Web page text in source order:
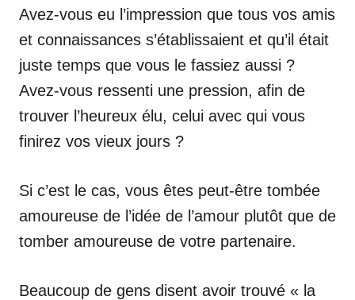
Avez-vous eu l’impression que tous vos amis
et connaissances s’établissaient et qu’il était
juste temps que vous le fassiez aussi ?
Avez-vous ressenti une pression, afin de
trouver l’heureux élu, celui avec qui vous
finirez vos vieux jours ?
Si c’est le cas, vous êtes peut-être tombée
amoureuse de l’idée de l’amour plutôt que de
tomber amoureuse de votre partenaire.
Beaucoup de gens disent avoir trouvé « la